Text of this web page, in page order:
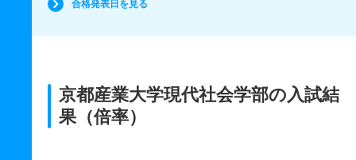
合格発表日を見る
京都産業大学現代社会学部の入試結
果（倍率）